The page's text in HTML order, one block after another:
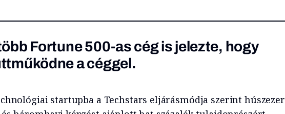
Fortune 500-as cég is jelezte, hogy
a céggel.
startupba a Techstars eljárásmódja szerint húszezer